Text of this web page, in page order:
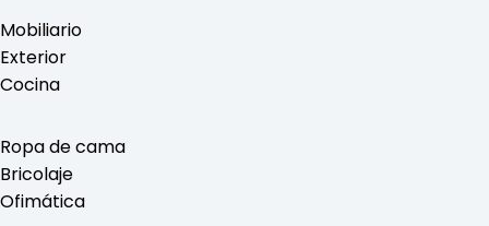
Mobiliario
Exterior
Cocina
Ropa de cama
Bricolaje
Ofimática